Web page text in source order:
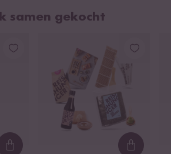
samen gekocht
Loading...